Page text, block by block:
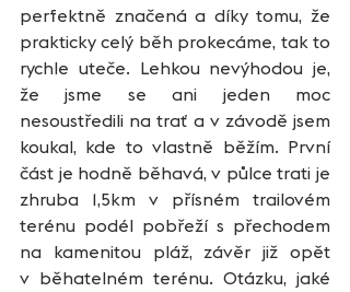
perfektně značená a díky tomu, že
prakticky celý běh prokecáme, tak to
rychle uteče. Lehkou nevýhodou je,
že jsme se ani jeden moc
nesoustředili na trať a v závodě jsem
koukal, kde to vlastně běžím. První
část je hodně běhavá, v půlce trati je
zhruba 1,5km v přísném trailovém
terénu podél pobřeží s přechodem
na kamenitou pláž, závěr již opět
v běhatelném terénu. Otázku, jaké